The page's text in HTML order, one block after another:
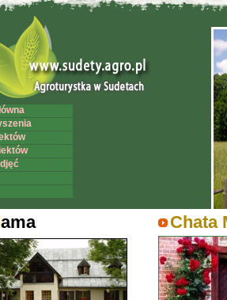
ama Chata